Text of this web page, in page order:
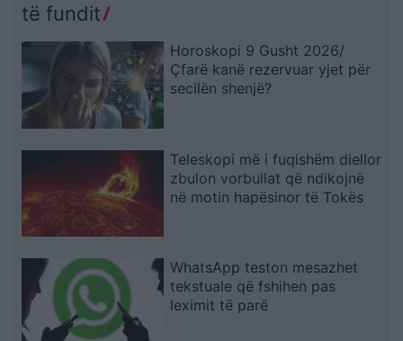
të fundit
Horoskopi 9 Gusht 2026/
Çfarë kanë rezervuar yjet për
secilën shenjë?
Teleskopi më i fuqishëm diellor
zbulon vorbullat që ndikojnë
në motin hapësinor të Tokës
WhatsApp teston mesazhet
tekstuale që fshihen pas
leximit të parë